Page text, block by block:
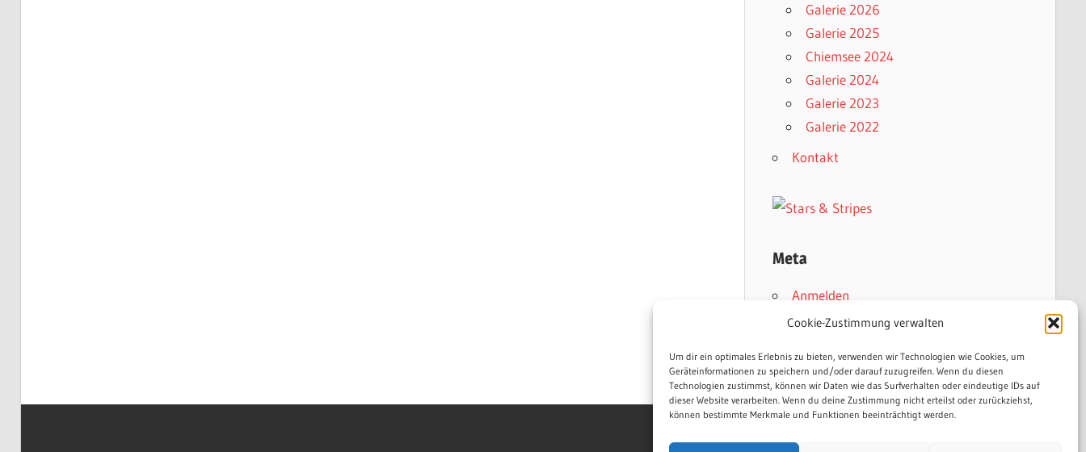
Cookie-Zustimmung verwalten
Um dir ein optimales Erlebnis zu bieten, verwenden wir Technologien wie Cookies, um
Geräteinformationen zu speichern und/oder darauf zuzugreifen. Wenn du diesen
Technologien zustimmst, können wir Daten wie das Surfverhalten oder eindeutige IDs auf
dieser Website verarbeiten. Wenn du deine Zustimmung nicht erteilst oder zurückziehst,
können bestimmte Merkmale und Funktionen beeinträchtigt werden.
Galerie 2026
Galerie 2025
Chiemsee 2024
Galerie 2024
Galerie 2023
Galerie 2022
Kontakt
Meta
Anmelden
Eintrags-Feed
WordPress.org